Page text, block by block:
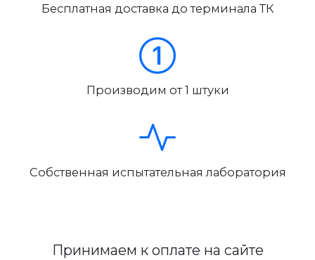
Бесплатная доставка до терминала ТК
Производим от 1 штуки
Собственная испытательная лаборатория
Принимаем к оплате на сайте